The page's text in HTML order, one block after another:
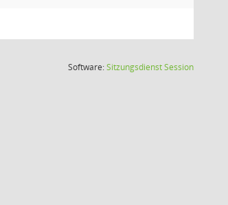
Software:SitzungsdienstSession(Wird in